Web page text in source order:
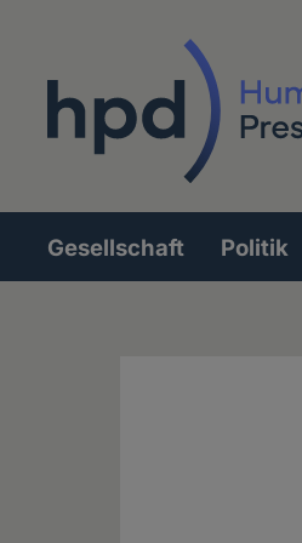
Hauptnavigation
Gesellschaft Politik